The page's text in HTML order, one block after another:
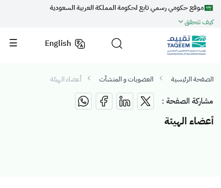
موقع حكومي رسمي تابع لحكومة المملكة العربية السعودية
كيف تتحقق
English
الصفحة الرئيسية العضويات و المنشآت أعضاء الهيئة
مشاركة الصفحة :
أعضاء الهيئة